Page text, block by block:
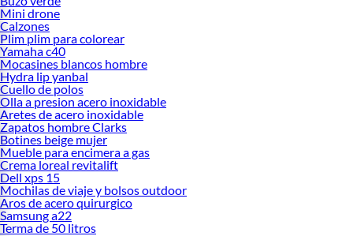
Mini drone
Calzones
Plim plim para colorear
Yamaha c40
Mocasines blancos hombre
Hydra lip yanbal
Cuello de polos
Olla a presion acero inoxidable
Aretes de acero inoxidable
Zapatos hombre Clarks
Botines beige mujer
Mueble para encimera a gas
Crema loreal revitalift
Dell xps 15
Mochilas de viaje y bolsos outdoor
Aros de acero quirurgico
Samsung a22
Terma de 50 litros